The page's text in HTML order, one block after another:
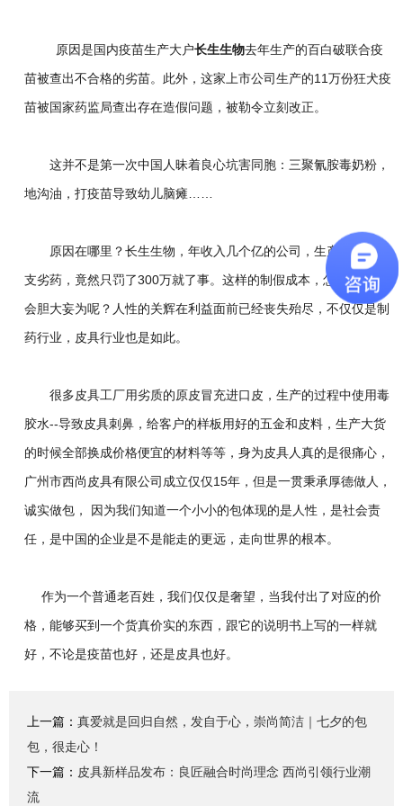
原因是国内疫苗生产大户长生生物去年生产的百白破联合疫
苗被查出不合格的劣苗。此外，这家上市公司生产的11万份狂犬疫
苗被国家药监局查出存在造假问题，被勒令立刻改正。
这并不是第一次中国人昧着良心坑害同胞：三聚氰胺毒奶粉，
地沟油，打疫苗导致幼儿脑瘫
原因在哪里？长生生物，年收入几个亿的公司，生产了几十万
支劣药，竟然只罚了300万就了事。这样的制假成本，怎么可能不
会胆大妄为呢？ 人性的关辉在利益面前已经丧失殆尽，不仅仅是制
药行业，皮具行业也是如此。
很多皮具工厂用劣质的原皮冒充进口皮，生产的过程中使用毒
胶水--导致皮具刺鼻，给客户的样板用好的五金和皮料，生产大货
的时候全部换成价格便宜的材料等等，身为皮具人真的是很痛心，
广州市西尚皮具有限公司成立仅仅15年，但是一贯秉承厚德做人，
诚实做包， 因为我们知道一个小小的包体现的是人性，是社会责
任，是中国的企业是不是能走的更远，走向世界的根本。
作为一个普通老百姓，我们仅仅是奢望，当我付出了对应的价
格，能够买到一个货真价实的东西，跟它的说明书上写的一样就
好，不论是疫苗也好，还是皮具也好。
上一篇： 真爱就是回归自然，发自于心，崇尚简洁｜七夕的包
包，很走心！
下一篇： 皮具新样品发布：良匠融合时尚理念 西尚引领行业潮
流